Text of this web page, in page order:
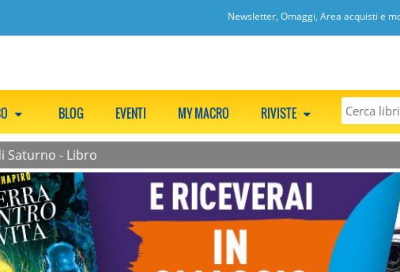
Newsletter, Omaggi, Area acquisti e
BLOG EVENTI MY MACRO RIVISTE
Saturno - Libro